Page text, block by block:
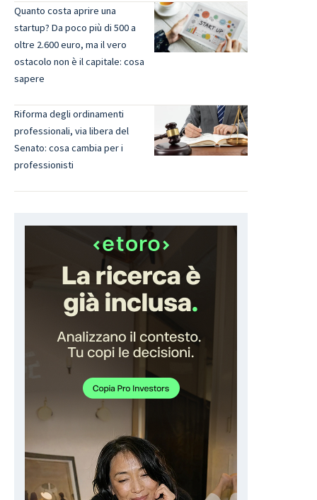
Quanto costa aprire una
startup? Da poco più di 500 a
oltre 2.600 euro, ma il vero
ostacolo non è il capitale: cosa
sapere
Riforma degli ordinamenti
professionali, via libera del
Senato: cosa cambia per i
professionisti